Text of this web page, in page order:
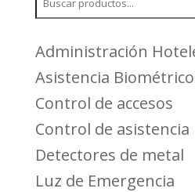
Administración
Asistencia
Control de accesos
Control de asistencia
Detectores de metal
Luz de Emergencia